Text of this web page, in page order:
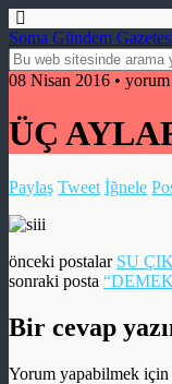
Soma Gündem
08 Nisan 2016 •
ÜÇ
Paylaş Tweet İğnele
önceki postalar SU
sonraki posta
Bir cevap
Yorum yapabilmek için